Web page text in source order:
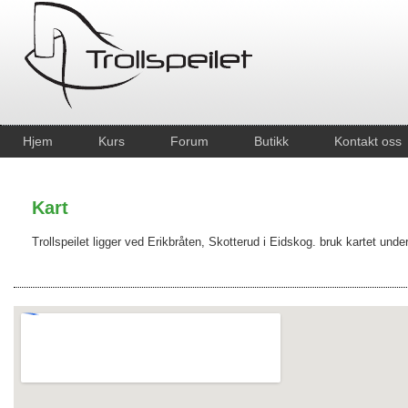
Hjem Kurs Forum Butikk Kontakt oss
Kart
Trollspeilet ligger ved Erikbråten, Skotterud i Eidskog. bruk kartet